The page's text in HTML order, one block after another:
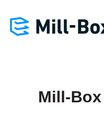
Mill-Box